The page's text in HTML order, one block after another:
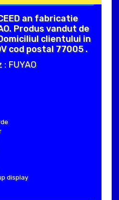
an fabricatie
Produs vandut de
clientului in
cod postal 77005 .
FUYAO
display